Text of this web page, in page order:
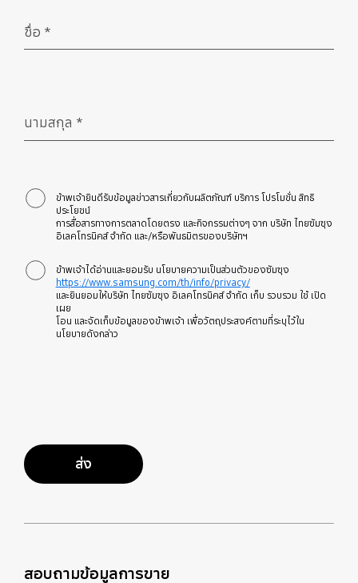
ชื่อ *
นามสกุล *
ข้าพเจ้ายินดีรับข้อมูลข่าวสารเกี่ยวกับผลิตภัณฑ์ บริการ โปรโมชั่น สิทธิ
ประโยชน์
การสื่อสารทางการตลาดโดยตรง และกิจกรรมต่างๆ จาก บริษัท ไทยซัมซุง
อิเลคโทรนิคส์ จำกัด และ/หรือพันธมิตรของบริษัทฯ
ข้าพเจ้าได้อ่านและยอมรับ นโยบายความเป็นส่วนตัวของซัมซุง
https://www.samsung.com/th/info/privacy/
และยินยอมให้บริษัท ไทยซัมซุง อิเลคโทรนิคส์ จำกัด เก็บ รวบรวม ใช้ เปิด
เผย
โอน และจัดเก็บข้อมูลของข้าพเจ้า เพื่อวัตถุประสงค์ตามที่ระบุไว้ใน
นโยบายดังกล่าว
ส่ง
สอบถามข้อมูลการขาย